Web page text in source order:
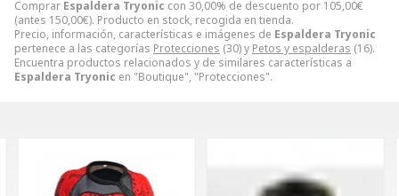
Comprar Espaldera Tryonic con 30,00% de descuento por 105,00€
(antes 150,00€). Producto en stock, recogida en tienda.
Precio, información, características e imágenes de Espaldera Tryonic
pertenece a las categorías Protecciones (30) y Petos y espalderas (16).
Encuentra productos relacionados y de similares características a
Espaldera Tryonic en "Boutique", "Protecciones".